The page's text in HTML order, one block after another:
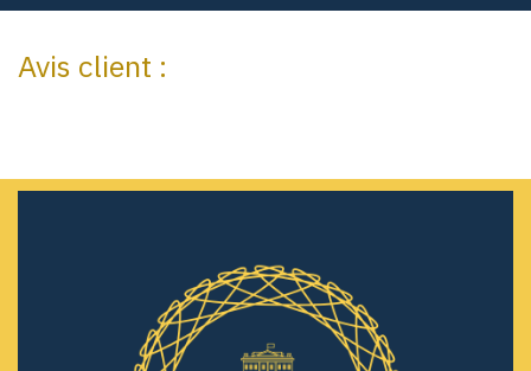
Avis client :